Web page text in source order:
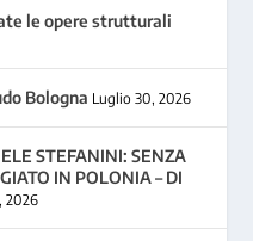
le opere strutturali
Bologna Luglio 30, 2026
STEFANINI: SENZA
IN POLONIA – DI
2026